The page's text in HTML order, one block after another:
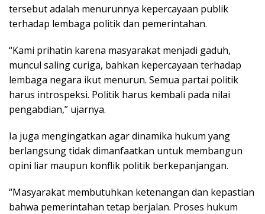
tersebut adalah menurunnya kepercayaan publik
terhadap lembaga politik dan pemerintahan.
“Kami prihatin karena masyarakat menjadi gaduh,
muncul saling curiga, bahkan kepercayaan terhadap
lembaga negara ikut menurun. Semua partai politik
harus introspeksi. Politik harus kembali pada nilai
pengabdian,” ujarnya.
Ia juga mengingatkan agar dinamika hukum yang
berlangsung tidak dimanfaatkan untuk membangun
opini liar maupun konflik politik berkepanjangan.
“Masyarakat membutuhkan ketenangan dan kepastian
bahwa pemerintahan tetap berjalan. Proses hukum